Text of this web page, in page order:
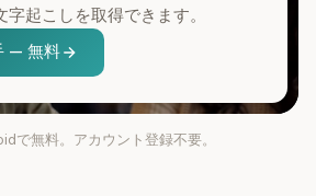
起こしを取得できます。
— 無料
で無料。アカウント登録不要。